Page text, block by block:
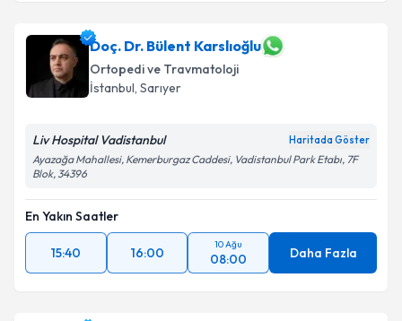
Doç. Dr. Bülent Karslıoğlu
Ortopedi ve Travmatoloji
İstanbul, Sarıyer
Liv Hospital Vadistanbul Haritada Göster
Ayazağa Mahallesi, Kemerburgaz Caddesi, Vadistanbul Park Etabı, 7F
Blok, 34396
En Yakın Saatler
15:40 16:00
10 Ağu
08:00 Daha Fazla